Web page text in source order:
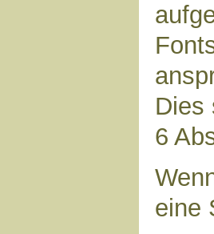
Dies
6
eine